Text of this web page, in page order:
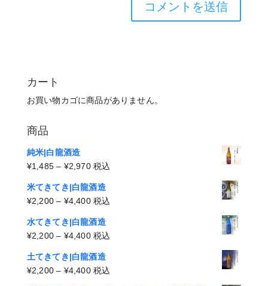
カート
お買い物カゴに商品がありません。
商品
純米|白龍酒造
¥1,485 – ¥2,970価
帯:
¥1,485
–
¥2,970
税込
米てきてき|白龍酒造
¥2,200 – ¥4,400価
帯:
¥2,200
–
¥4,400
税込
水てきてき|白龍酒造
¥2,200 – ¥4,400価
帯:
¥2,200
税込
土てきてき|白龍酒造
¥2,200 – ¥4,400価税込